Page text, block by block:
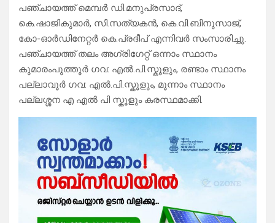
പഞ്ചായത്ത് മെമ്പർ ഡി.മനുപ്രസാദ്,
കെ.ഷാജികുമാർ, സി.സത്യകൻ, കെ.വി.ബിനുസാജ്,
കോ-ഓർഡിനേറ്റർ കെ.പ്രദീപ് എന്നിവർ സംസാരിച്ചു.
പഞ്ചായത്ത് തലം അഗ്രിഗേറ്റ് ഒന്നാം സ്ഥാനം
കുമാരംപുത്തൂർ ഗവ: എൽ.പി.സ്കൂളും, രണ്ടാം സ്ഥാനം
പല്ലാവൂർ ഗവ: എൽ.പി.സ്കൂളും, മൂന്നാം സ്ഥാനം
പല്ലശ്ശന എ എൽ പി സ്കൂളും കരസ്ഥമാക്കി.